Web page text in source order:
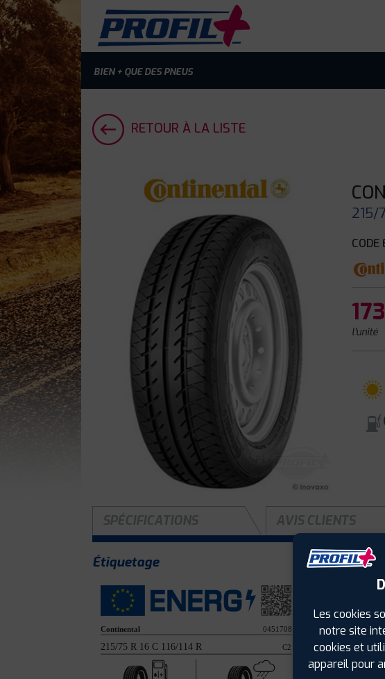
BIEN + QUE DES PNEUS
RETOUR À LA LISTE
215/
173
l'unité
SPÉCIFICATIONS AVIS CLIENTS
Étiquetage
Largeur :
Hauteur :
Diamètre :
Charge :116
Les cookies
notre site
cookies et
appareil pour